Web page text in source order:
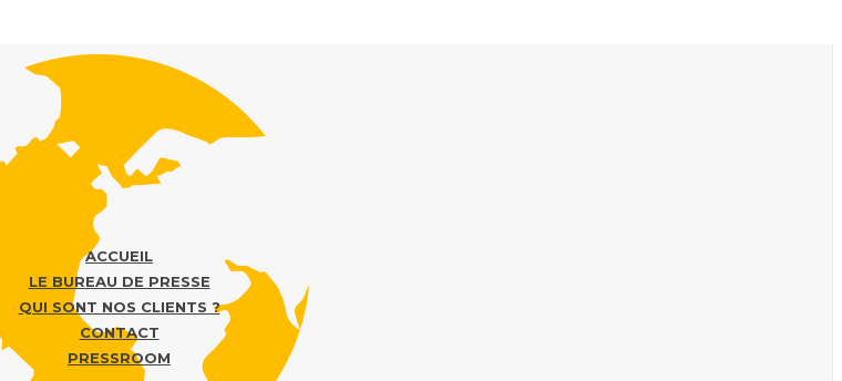
ACCUEIL
LE BUREAU DE PRESSE
QUI SONT NOS CLIENTS ?
CONTACT
PRESSROOM